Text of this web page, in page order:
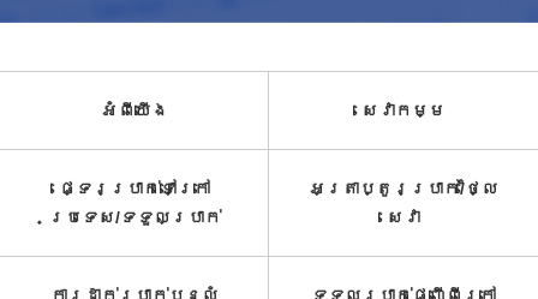
អំពី​យើង សេវាកម្ម​
ផ្ទេរប្រាក់ទៅក្រៅ
ប្រទេស/ទទួល​ប្រាក់​
អត្រាប្តូរប្រាក់/ថ្លៃ
សេវា​